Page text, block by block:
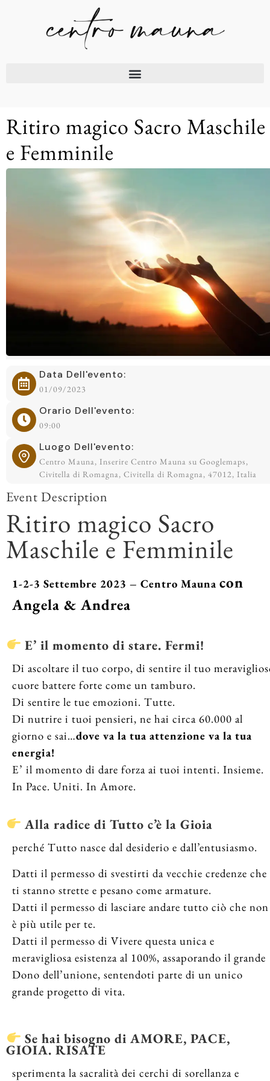
Ritiro magico Sacro Maschile
e Femminile
Data Dell'evento:
01/09/2023
Orario Dell'evento:
09:00
Luogo Dell'evento:
Centro Mauna, Inserire Centro Mauna su Googlemaps,
Civitella di Romagna, Civitella di Romagna, 47012, Italia
Event Description
Ritiro magico Sacro
Maschile e Femminile
1-2-3 Settembre 2023 – Centro Mauna con
Angela & Andrea
E’ il momento di stare. Fermi!
Di ascoltare il tuo corpo, di sentire il tuo
cuore battere forte come un tamburo.
Di sentire le tue emozioni. Tutte.
Di nutrire i tuoi pensieri, ne hai circa 60.000 al
giorno e sai…dove va la tua attenzione va la tua
energia!
E’ il momento di dare forza ai tuoi intenti. Insieme.
In Pace. Uniti. In Amore.
Alla radice di Tutto c’è la Gioia
perché Tutto nasce dal desiderio e dall’entusiasmo.
Datti il permesso di svestirti da vecchie credenze che
ti stanno strette e pesano come armature.
Datti il permesso di lasciare andare tutto ciò che non
è più utile per te.
Datti il permesso di Vivere questa unica e
meravigliosa esistenza al 100%, assaporando il grande
Dono dell’unione, sentendoti parte di un unico
grande progetto di vita.
Se hai bisogno di AMORE, PACE,
GIOIA. RISATE
sperimenta la sacralità dei cerchi di sorellanza e